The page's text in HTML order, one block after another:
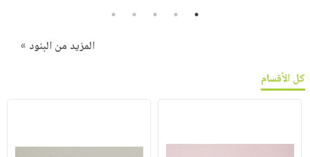
1
2
3
4
5
المزيد من البنود »
كل الأقسام